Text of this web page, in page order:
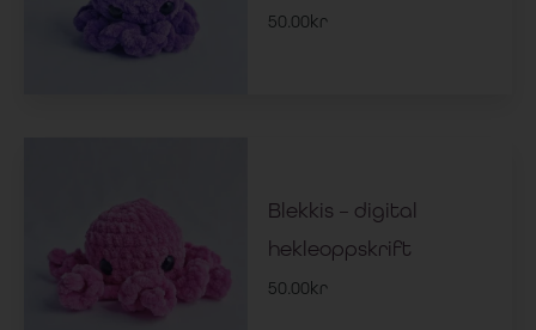
50.00kr
Blekkis – digital
hekleoppskrift
50.00kr